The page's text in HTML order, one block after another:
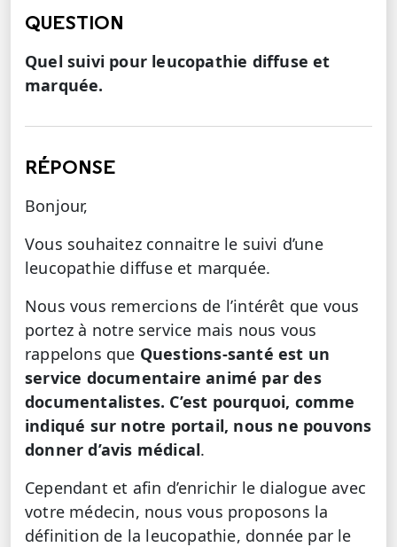
QUESTION
Quel suivi pour leucopathie diffuse et
marquée.
RÉPONSE
Bonjour,
Vous souhaitez connaitre le suivi d’une
leucopathie diffuse et marquée.
Nous vous remercions de l’intérêt que vous
portez à notre service mais nous vous
rappelons que Questions-santé est un
service documentaire animé par des
documentalistes. C’est pourquoi, comme
indiqué sur notre portail, nous ne pouvons
donner d’avis médical.
Cependant et afin d’enrichir le dialogue avec
votre médecin, nous vous proposons la
définition de la leucopathie, donnée par le